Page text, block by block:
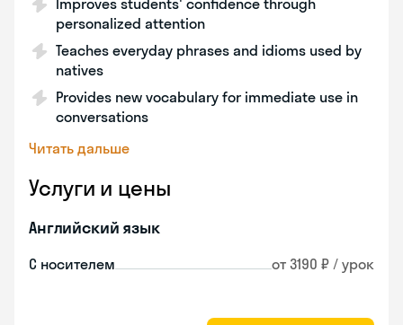
Improves students' confidence through
personalized attention
Teaches everyday phrases and idioms used by
natives
Provides new vocabulary for immediate use in
conversations
Читать дальше
Услуги и цены
Английский язык
С носителем от 3190 ₽ / урок